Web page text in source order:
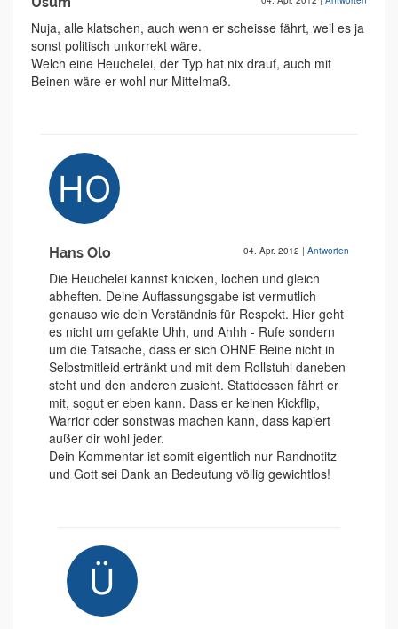
Nuja, alle klatschen, auch wenn er scheisse fährt, weil es ja
sonst politisch unkorrekt wäre.
Welch eine Heuchelei, der Typ hat nix drauf, auch mit
Beinen wäre er wohl nur Mittelmaß.
Hans Olo 04. Apr. 2012 | Antworten
Die Heuchelei kannst knicken, lochen und gleich
abheften. Deine Auffassungsgabe ist vermutlich
genauso wie dein Verständnis für Respekt. Hier geht
es nicht um gefakte Uhh, und Ahhh - Rufe sondern
um die Tatsache, dass er sich OHNE Beine nicht in
Selbstmitleid ertränkt und mit dem Rollstuhl daneben
steht und den anderen zusieht. Stattdessen fährt er
mit, sogut er eben kann. Dass er keinen Kickflip,
Warrior oder sonstwas machen kann, dass kapiert
außer dir wohl jeder.
Dein Kommentar ist somit eigentlich nur Randnotitz
und Gott sei Dank an Bedeutung völlig gewichtlos!